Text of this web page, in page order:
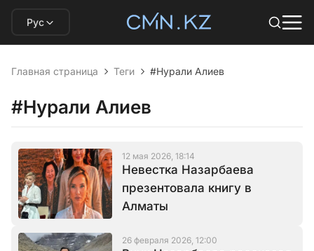
Рус
Главная страница Теги #Нурали Алиев
#Нурали Алиев
12 мая 2026, 18:14
Невестка Назарбаева
презентовала книгу в
Алматы
26 февраля 2026, 12:00